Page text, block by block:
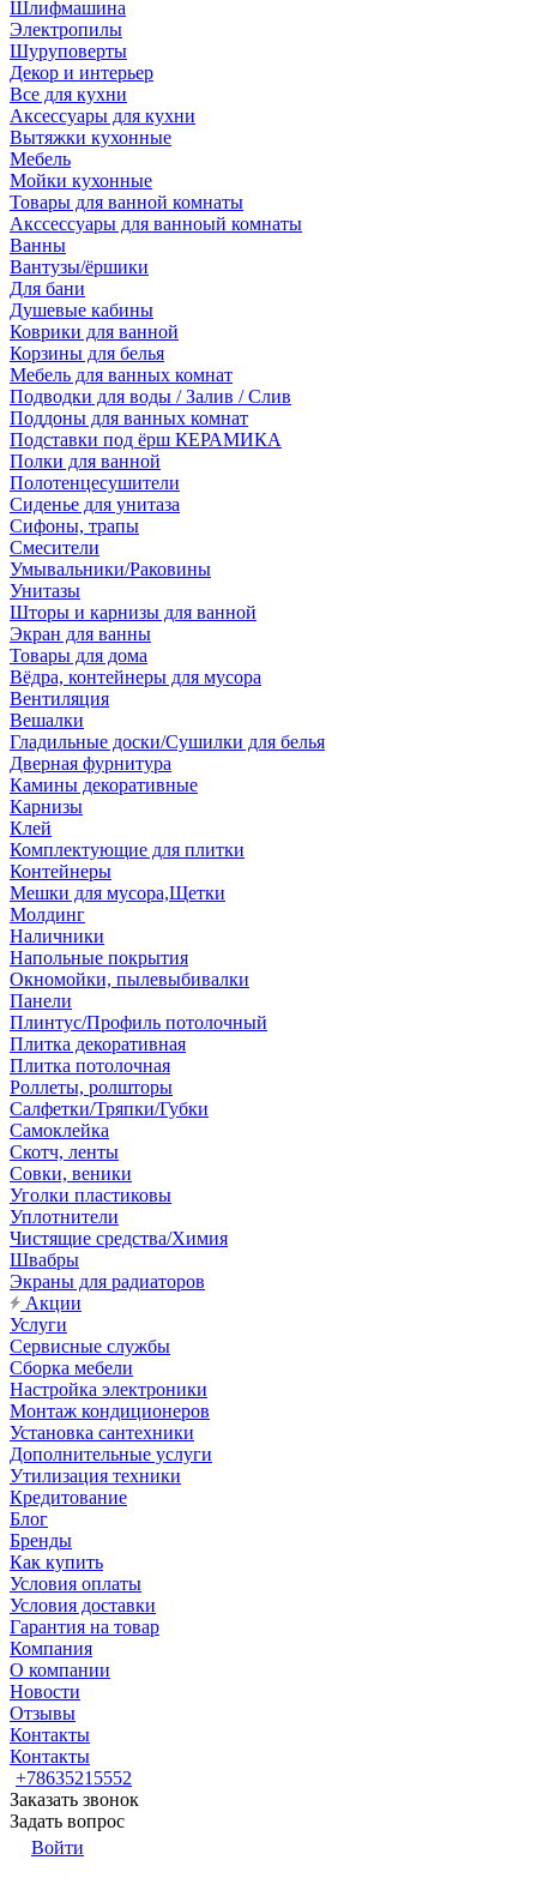
Шлифмашина
Электропилы
Шуруповерты
Декор и интерьер
Все для кухни
Аксессуары для кухни
Вытяжки кухонные
Мебель
Мойки кухонные
Товары для ванной комнаты
Акссессуары для ванноый комнаты
Ванны
Вантузы/ёршики
Для бани
Душевые кабины
Коврики для ванной
Корзины для белья
Мебель для ванных комнат
Подводки для воды / Залив / Слив
Поддоны для ванных комнат
Подставки под ёрш КЕРАМИКА
Полки для ванной
Полотенцесушители
Сиденье для унитаза
Сифоны, трапы
Смесители
Умывальники/Раковины
Унитазы
Шторы и карнизы для ванной
Экран для ванны
Товары для дома
Вёдра, контейнеры для мусора
Вентиляция
Вешалки
Гладильные доски/Сушилки для белья
Дверная фурнитура
Камины декоративные
Карнизы
Клей
Комплектующие для плитки
Контейнеры
Мешки для мусора,Щетки
Молдинг
Наличники
Напольные покрытия
Окномойки, пылевыбивалки
Панели
Плинтус/Профиль потолочный
Плитка декоративная
Плитка потолочная
Роллеты, ролшторы
Салфетки/Тряпки/Губки
Самоклейка
Скотч, ленты
Совки, веники
Уголки пластиковы
Уплотнители
Чистящие средства/Химия
Швабры
Экраны для радиаторов
Акции
Услуги
Сервисные службы
Сборка мебели
Настройка электроники
Монтаж кондиционеров
Установка сантехники
Дополнительные услуги
Утилизация техники
Кредитование
Блог
Бренды
Как купить
Условия оплаты
Условия доставки
Гарантия на товар
Компания
О компании
Новости
Отзывы
Контакты
Контакты
+78635215552
Заказать звонок
Задать вопрос
Войти